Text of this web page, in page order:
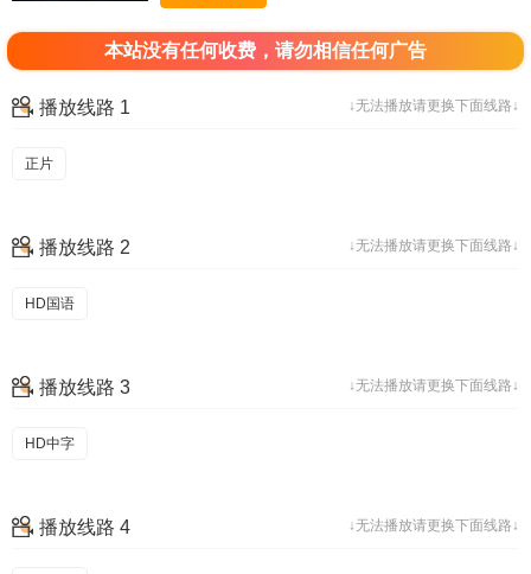
本站没有任何收费，请勿相信任何广告
↓无法播放请更换下面线路↓
播放线路 1
正片
↓无法播放请更换下面线路↓
播放线路 2
HD国语
↓无法播放请更换下面线路↓
播放线路 3
HD中字
↓无法播放请更换下面线路↓
播放线路 4